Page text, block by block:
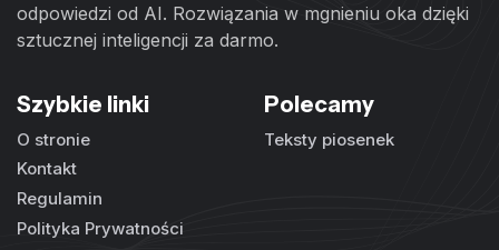
odpowiedzi od AI. Rozwiązania w mgnieniu oka dzięki
sztucznej inteligencji za darmo.
Szybkie linki
O stronie
Kontakt
Regulamin
Polityka Prywatności
Polecamy
Teksty piosenek